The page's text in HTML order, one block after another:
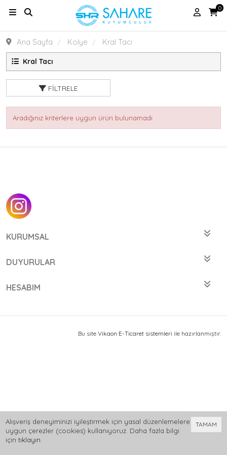
0
Ana Sayfa Kolye Kral Tacı
Kral Tacı
FILTRELE
Aradığınız kriterlere uygun ürün bulunamadı
KURUMSAL
DUYURULAR
HESABIM
Bu site Vikaon E-Ticaret sistemleri ile hazırlanmıştır.
TAMAM
Alışveriş deneyiminizi iyileştirmek için yasal düzenlemelere
uygun çerezler (cookies) kullanıyoruz. Daha fazla bilgi
için tıklayın